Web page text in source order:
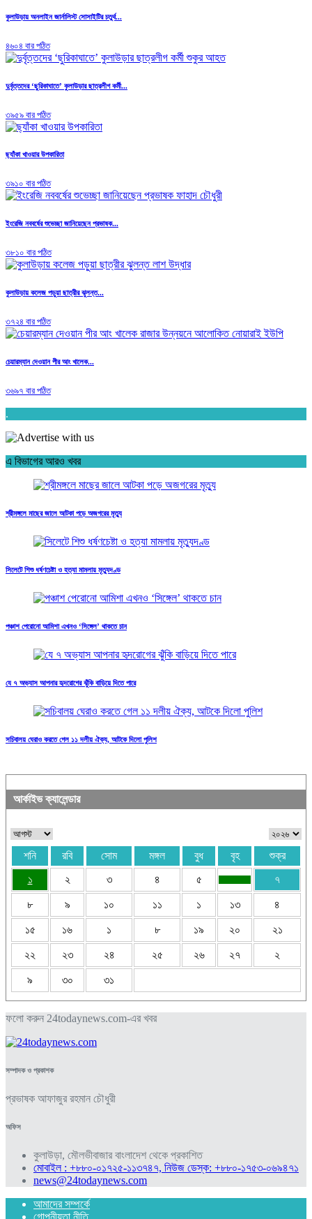
কুলাউড়ায় অনলাইন জার্নালিস্ট সোসাইটির চতুর্থ...
৪৬০৪ বার পঠিত
দুর্বৃত্তদের ‘ছুরিকাঘাতে’ কুলাউড়ার ছাত্রলীগ কর্মী...
৩৯৫৯ বার পঠিত
ছ্যাঁকা খাওয়ার উপকারিতা
৩৯১০ বার পঠিত
ইংরেজি নববর্ষের শুভেচ্ছা জানিয়েছেন প্রভাষক...
৩৮১০ বার পঠিত
কুলাউড়ায় কলেজ পড়ুয়া ছাত্রীর ঝুলন্ত...
৩৭২৪ বার পঠিত
চেয়ারম্যান দেওয়ান পীর আং খালেক...
৩৬৯৭ বার পঠিত
.
এ বিভাগের আরও খবর
শ্রীমঙ্গলে মাছের জালে আটকা পড়ে অজগরের মৃত্যু
সিলেটে শিশু ধর্ষণচেষ্টা ও হত্যা মামলায় মৃত্যুদণ্ড
পঞ্চাশ পেরোনো আমিশা এখনও ‘সিঙ্গেল’ থাকতে চান
যে ৭ অভ্যাস আপনার হৃদরোগের ঝুঁকি বাড়িয়ে দিতে পারে
সচিবালয় ঘেরাও করতে গেল ১১ দলীয় ঐক্য, আটকে দিলো পুলিশ
আর্কাইভ ক্যালেন্ডার
শনি রবি সোম মঙ্গল বুধ বৃহ
শুক্র
১
২ ৩ ৪ ৫ ৭
৮ ৯ ১০ ১১ ১ ১৩ ৪
১৫ ১৬ ১ ৮ ১৯ ২০ ২১
২২ ২৩ ২৪ ২৫ ২৬ ২৭ ২
৯ ৩০ ৩১
ফলো করুন 24todaynews.com-এর খবর
সম্পাদক ও প্রকাশক
প্রভাষক আফাজুর রহমান চৌধুরী
অফিস
কুলাউড়া, মৌলভীবাজার বাংলাদেশ থেকে প্রকাশিত
মোবাইল : +৮৮০-০১৭২৫-১১৩৭৪৭, নিউজ ডেস্ক: +৮৮০-১৭৫৩-০৬৯৪৭১
news@24todaynews.com
আমাদের সম্পর্কে